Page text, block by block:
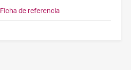
Ficha de referencia